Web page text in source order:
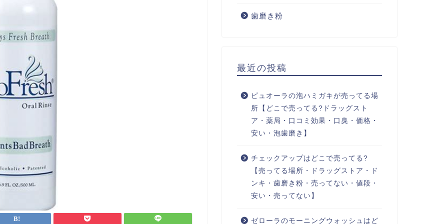
歯磨き粉
最近の投稿
ピュオーラの泡ハミガキが売ってる場
所【どこで売ってる?ドラッグスト
ア・薬局・口コミ効果・口臭・価格・
安い・泡歯磨き】
チェックアップはどこで売ってる?
【売ってる場所・ドラッグストア・ド
ンキ・歯磨き粉・売ってない・値段・
安い・売ってない】
ゼローラのモーニングウォッシュはど